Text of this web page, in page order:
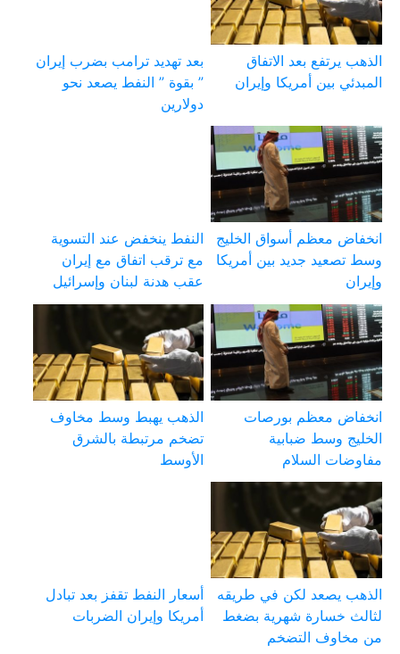
الذهب يرتفع بعد الاتفاق
المبدئي بين أمريكا وإيران
بعد تهديد ترامب بضرب إيران
” بقوة ” النفط يصعد نحو
دولارين
انخفاض معظم أسواق الخليج
وسط تصعيد جديد بين أمريكا
وإيران
النفط ينخفض عند التسوية
مع ترقب اتفاق مع إيران
عقب هدنة لبنان وإسرائيل
انخفاض معظم بورصات
الخليج وسط ضبابية
مفاوضات السلام
الذهب يهبط وسط مخاوف
تضخم مرتبطة بالشرق
الأوسط
الذهب يصعد لكن في طريقه
لثالث خسارة شهرية بضغط
من مخاوف التضخم
أسعار النفط تقفز بعد تبادل
أمريكا وإيران الضربات